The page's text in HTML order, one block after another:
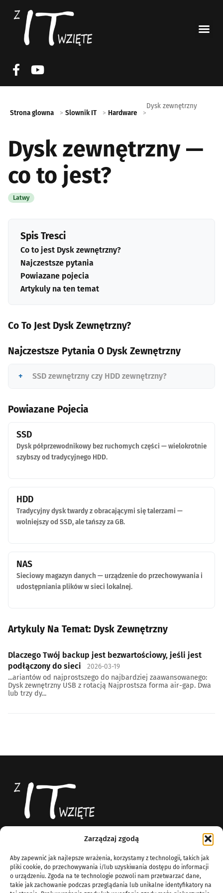
Zarządzaj zgodą
Aby zapewnić jak najlepsze wrażenia, korzystamy z technologii, takich jak
pliki cookie, do przechowywania i/lub uzyskiwania dostępu do informacji
o urządzeniu. Zgoda na te technologie pozwoli nam przetwarzać dane,
takie jak zachowanie podczas przeglądania lub unikalne identyfikatory na
Strona glowna Slownik IT Hardware
Dysk zewnętrzny
Dysk zewnętrzny —
co to jest?
Latwy
Spis Tresci
Co to jest Dysk zewnętrzny?
Najczestsze pytania
Powiazane pojecia
Artykuly na ten temat
Co To Jest Dysk Zewnętrzny?
Najczestsze Pytania O Dysk Zewnętrzny
SSD zewnętrzny czy HDD zewnętrzny?
Powiazane Pojecia
SSD
Dysk półprzewodnikowy bez ruchomych części — wielokrotnie
szybszy od tradycyjnego HDD.
HDD
Tradycyjny dysk twardy z obracającymi się talerzami —
wolniejszy od SSD, ale tańszy za GB.
NAS
Sieciowy magazyn danych — urządzenie do przechowywania i
udostępniania plików w sieci lokalnej.
Artykuly Na Temat: Dysk Zewnętrzny
Dlaczego Twój backup jest bezwartościowy, jeśli jest
podłączony do sieci
2026-03-19
...ariantów od najprostszego do najbardziej zaawansowanego:
Dysk zewnętrzny USB z rotacją Najprostsza forma air-gap. Dwa
lub trzy dy...
Blog technologiczny
info@zitwziete.org
O Nas
Komputery
Linux